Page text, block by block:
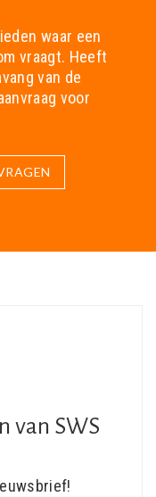
waar een
vraagt. Heeft
van de
voor
van SWS